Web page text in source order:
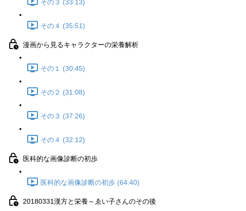
その３ (33:13)
その４ (35:51)
漫画から見るキャラクターの栄養解析
その１ (30:45)
その２ (31:08)
その３ (37:26)
その４ (32:12)
医科的な画像診断の初歩
医科的な画像診断の初歩 (64:40)
20180331漢方と栄養～ゑい子さんのその後